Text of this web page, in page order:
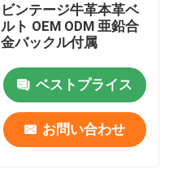
ビンテージ牛革本革ベ
ルト OEM ODM 亜鉛合
金バックル付属
ベストプライス
お問い合わせ